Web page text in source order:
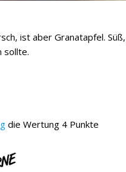
ist aber Granatapfel.
sollte.
die Wertung 4 Punkte